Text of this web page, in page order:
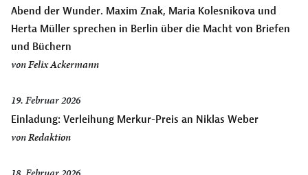
Abend der Wunder. Maxim Znak, Maria Kolesnikova und
Herta Müller sprechen in Berlin über die Macht von Briefen
und Büchern
vonFelix Ackermann
19. Februar 2026
Einladung: Verleihung Merkur-Preis an Niklas Weber
vonRedaktion